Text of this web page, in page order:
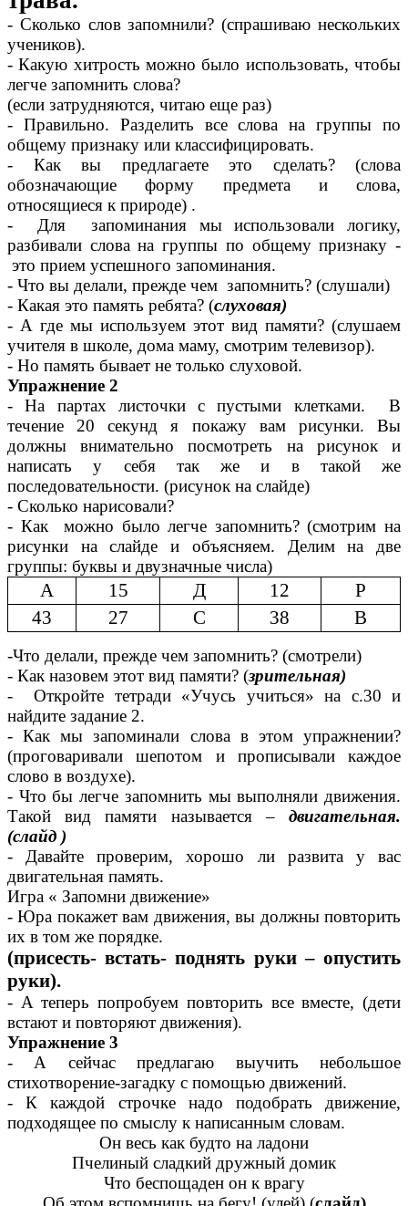
- Сколько слов запомнили? (спрашиваю нескольких
учеников).
- Какую хитрость можно было использовать, чтобы
легче запомнить слова?
(если затрудняются, читаю еще раз)
- Правильно. Разделить все слова на группы по
общему признаку или классифицировать.
- Как вы предлагаете это сделать? (слова
обозначающие форму предмета и слова,
относящиеся к природе) .
- Для запоминания мы использовали логику,
разбивали слова на группы по общему признаку -
это прием успешного запоминания.
- Что вы делали, прежде чем запомнить? (слушали)
- Какая это память ребята? (слуховая)
- А где мы используем этот вид памяти? (слушаем
учителя в школе, дома маму, смотрим телевизор).
- Но память бывает не только слуховой.
Упражнение 2
- На партах листочки с пустыми клетками. В
течение 20 секунд я покажу вам рисунки. Вы
должны внимательно посмотреть на рисунок и
написать у себя так же и в такой же
последовательности. (рисунок на слайде)
- Сколько нарисовали?
- Как можно было легче запомнить? (смотрим на
рисунки на слайде и объясняем. Делим на две
группы: буквы и двузначные числа)
А 15 Д 12
Р
43
27 С 38 В
-Что делали, прежде чем запомнить? (смотрели)
- Как назовем этот вид памяти? (зрительная)
- Откройте тетради «Учусь учиться» на с.30 и
найдите задание 2.
- Как мы запоминали слова в этом упражнении?
(проговаривали шепотом и прописывали каждое
слово в воздухе).
- Что бы легче запомнить мы выполняли движения.
Такой вид памяти называется – двигательная.
(слайд )
- Давайте проверим, хорошо ли развита у вас
двигательная память.
Игра « Запомни движение»
- Юра покажет вам движения, вы должны повторить
их в том же порядке.
(присесть- встать- поднять руки – опустить
руки).
- А теперь попробуем повторить все вместе, (дети
встают и повторяют движения).
Упражнение 3
- А сейчас предлагаю выучить небольшое
стихотворение-загадку с помощью движений.
- К каждой строчке надо подобрать движение,
подходящее по смыслу к написанным словам.
Он весь как будто на ладони
Пчелиный сладкий дружный домик
Что беспощаден он к врагу